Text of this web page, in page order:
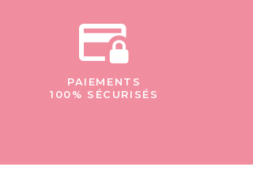
PAIEMENTS
100% SÉCURISÉS